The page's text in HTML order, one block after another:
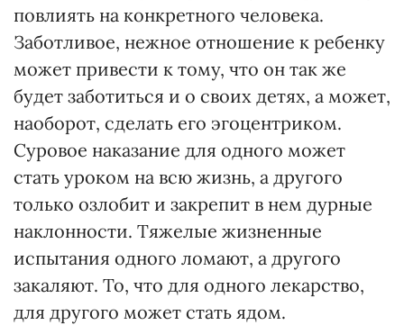
повлиять на конкретного человека.
Заботливое, нежное отношение к ребенку
может привести к тому, что он так же
будет заботиться и о своих детях, а может,
наоборот, сделать его эгоцентриком.
Суровое наказание для одного может
стать уроком на всю жизнь, а другого
только озлобит и закрепит в нем дурные
наклонности. Тяжелые жизненные
испытания одного ломают, а другого
закаляют. То, что для одного лекарство,
для другого может стать ядом.